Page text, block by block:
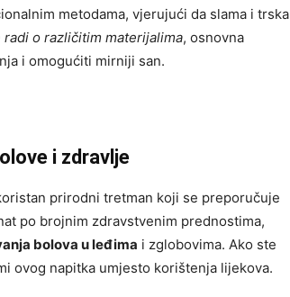
metodama, vjerujući da slama i trska
radi o različitim materijalima, osnovna
i omogućiti mirniji san.
i zdravlje
prirodni tretman koji se preporučuje
po brojnim zdravstvenim prednostima,
bolova u leđima i zglobovima. Ako ste
ovog napitka umjesto korištenja lijekova.